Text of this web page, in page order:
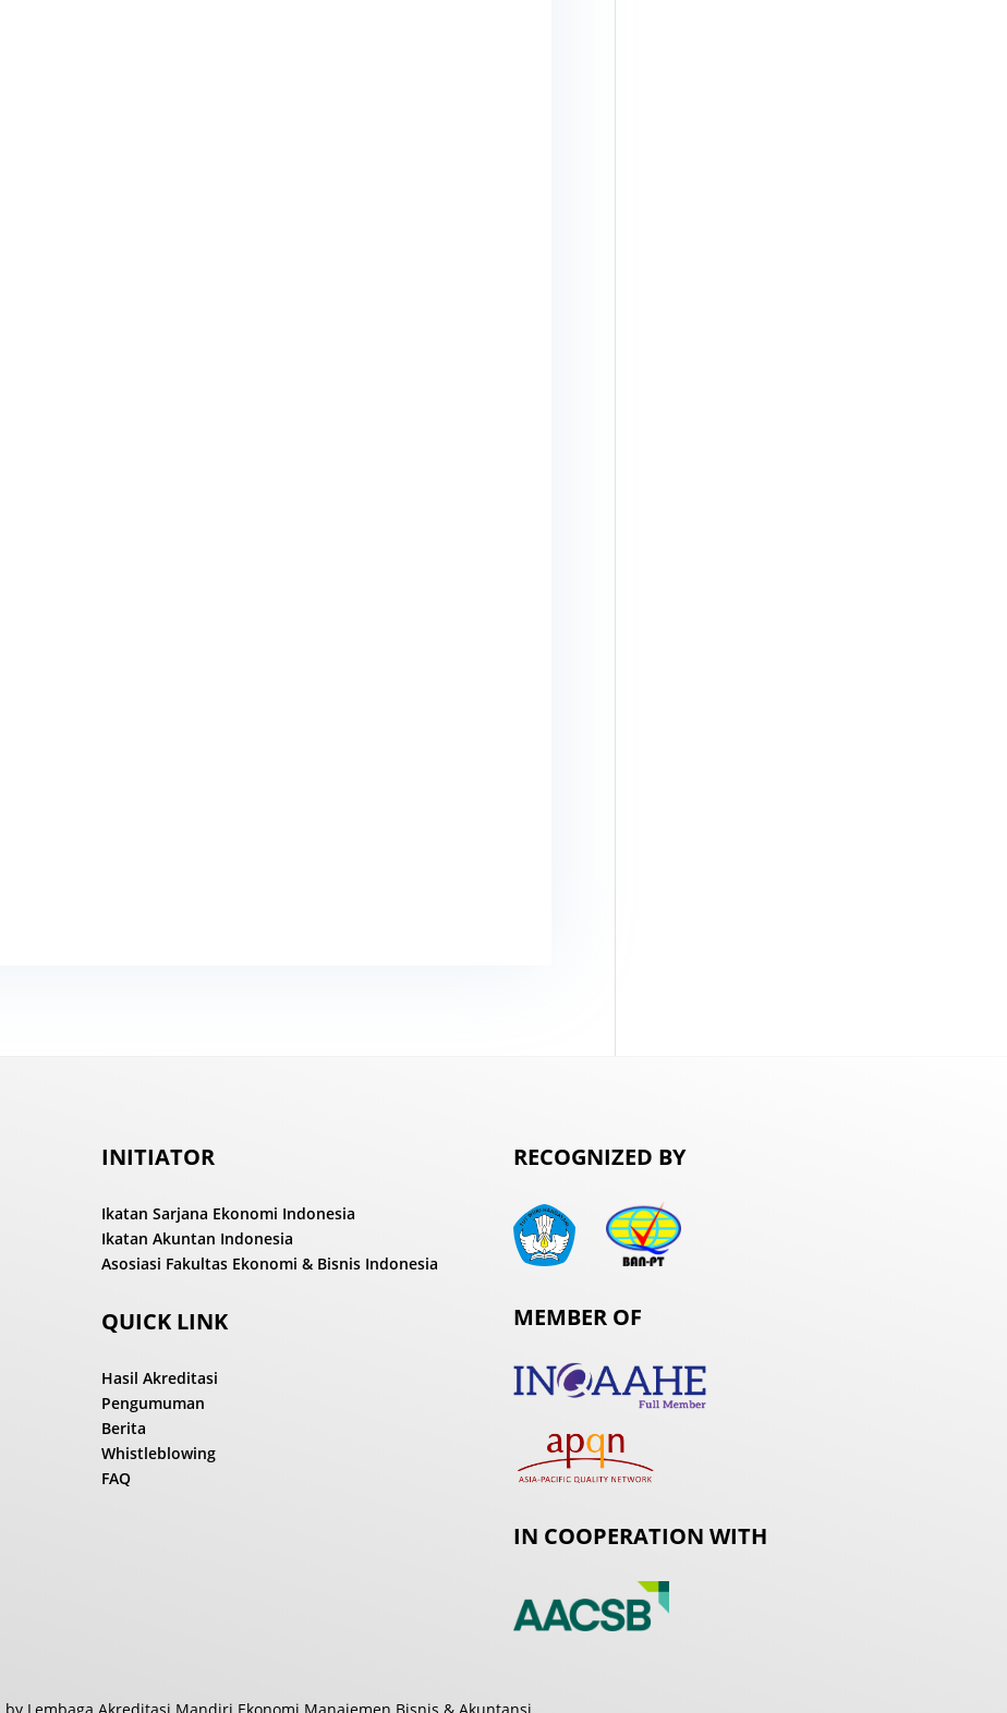
INITIATOR
Ikatan Sarjana Ekonomi Indonesia
Ikatan Akuntan Indonesia
Asosiasi Fakultas Ekonomi & Bisnis Indonesia
QUICK LINK
Hasil Akreditasi
Pengumuman
Berita
Whistleblowing
FAQ
RECOGNIZED BY
MEMBER OF
IN COOPERATION WITH
by Lembaga Akreditasi Mandiri Ekonomi Manajemen Bisnis & Akuntansi